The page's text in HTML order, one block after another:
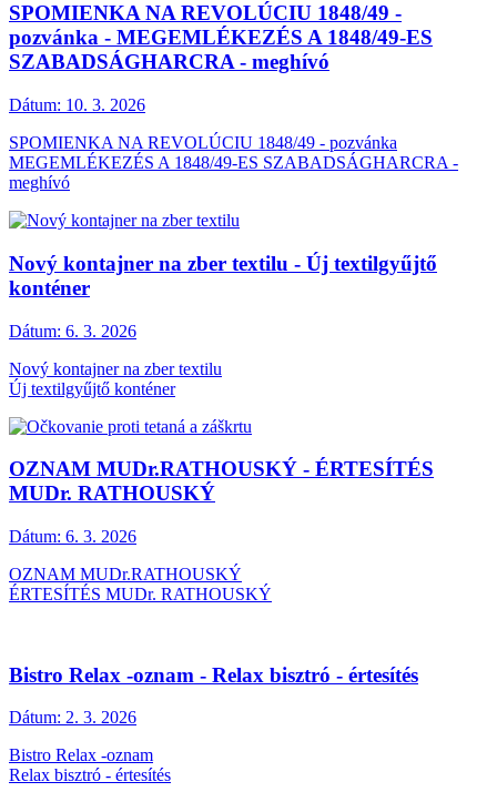
SPOMIENKA NA REVOLÚCIU 1848/49 -
pozvánka - MEGEMLÉKEZÉS A 1848/49-ES
SZABADSÁGHARCRA - meghívó
Dátum: 10. 3. 2026
SPOMIENKA NA REVOLÚCIU 1848/49 - pozvánka
MEGEMLÉKEZÉS A 1848/49-ES SZABADSÁGHARCRA -
meghívó
Nový kontajner na zber textilu - Új textilgyűjtő
konténer
Dátum: 6. 3. 2026
Nový kontajner na zber textilu
Új textilgyűjtő konténer
OZNAM MUDr.RATHOUSKÝ - ÉRTESÍTÉS
MUDr. RATHOUSKÝ
Dátum: 6. 3. 2026
OZNAM MUDr.RATHOUSKÝ
ÉRTESÍTÉS MUDr. RATHOUSKÝ
Bistro Relax -oznam - Relax bisztró - értesítés
Dátum: 2. 3. 2026
Bistro Relax -oznam
Relax bisztró - értesítés